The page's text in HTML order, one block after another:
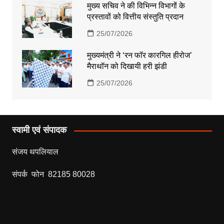
मुख्य सचिव ने की विभिन्न विभागों के
प्रस्तावों को वित्तीय संस्तुति प्रदान
25/07/2026
मुख्यमंत्री ने ‘रन फॉर कारगिल हीरोज’
मैराथॉन को दिखायी हरी झंडी
25/07/2026
स्वामी एवं संपादक
संजय थपलियाल
संपर्क फोन 82185 80028